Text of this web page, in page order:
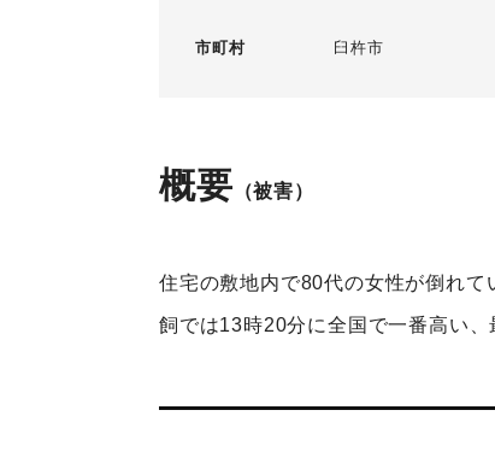
市町村 臼杵市
概要 （被害）
住宅の敷地内で80代の女性が倒れ
飼では13時20分に全国で一番高い、